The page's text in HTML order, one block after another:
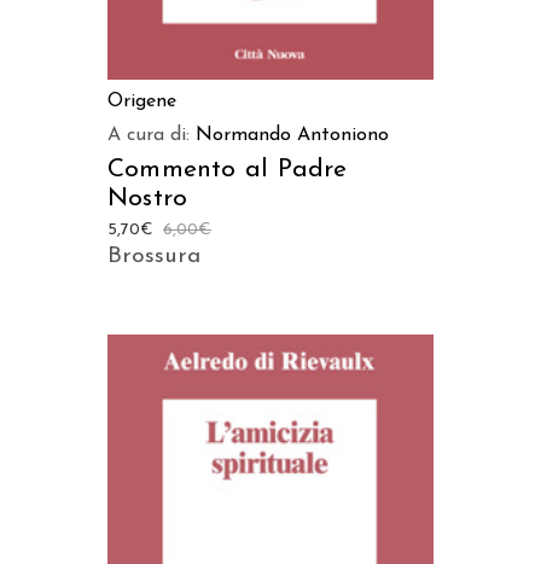
Origene
A cura di: Normando Antoniono
Commento al Padre
Nostro
6,00€
5,70€
Brossura